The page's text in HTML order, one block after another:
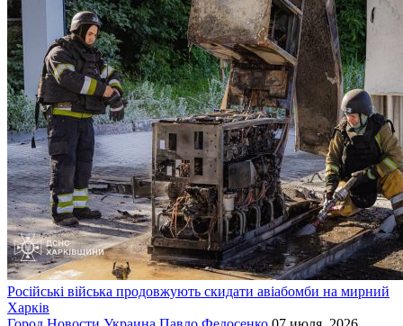
Російські війська продовжують скидати авіабомби на мирний
Харків